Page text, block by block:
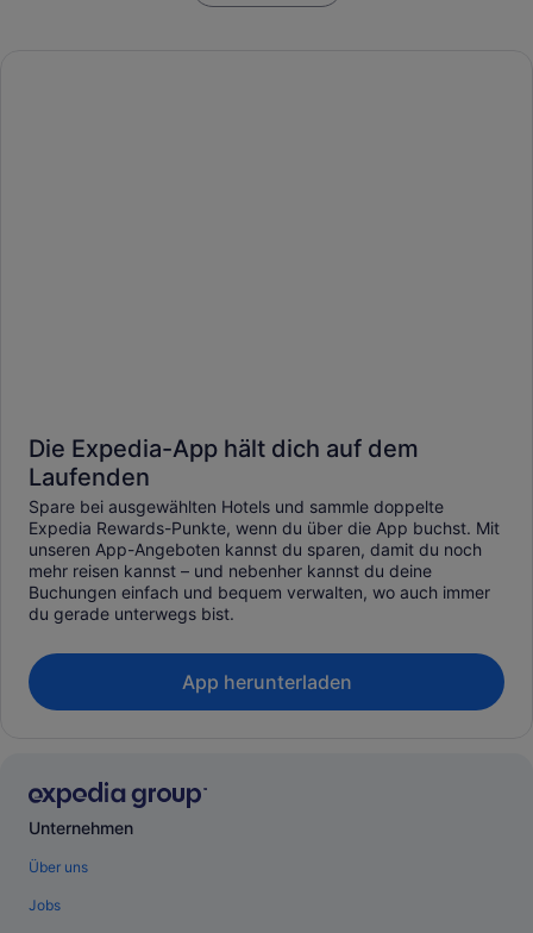
Die Expedia-App hält dich auf dem
Laufenden
Spare bei ausgewählten Hotels und sammle doppelte
Expedia Rewards-Punkte, wenn du über die App buchst. Mit
unseren App-Angeboten kannst du sparen, damit du noch
mehr reisen kannst – und nebenher kannst du deine
Buchungen einfach und bequem verwalten, wo auch immer
du gerade unterwegs bist.
App herunterladen
Unternehmen
Über uns
Jobs